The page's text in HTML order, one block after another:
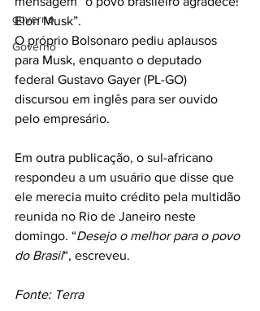
governo
Governo
Elon Musk”.
O próprio Bolsonaro pediu aplausos
para Musk, enquanto o deputado
federal Gustavo Gayer (PL-GO)
discursou em inglês para ser ouvido
pelo empresário.
Em outra publicação, o sul-africano
respondeu a um usuário que disse que
ele merecia muito crédito pela multidão
reunida no Rio de Janeiro neste
domingo. “Desejo o melhor para o povo
do Brasil“, escreveu.
Fonte: Terra